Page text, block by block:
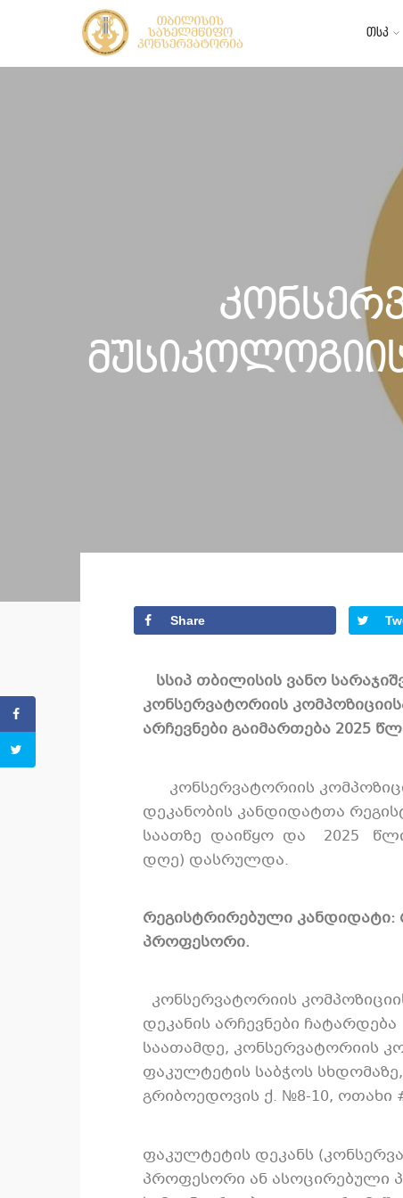
თსკ
Share
სსიპ თბილისის ვანო
კონსერვატორიის
არჩევნები გაიმართება 2025
კონსერვატორიის
დეკანობის კანდიდატთა
საათზე დაიწყო და 2025
დღე) დასრულდა.
რეგისტრირებული კანდიდატი:
პროფესორი.
კონსერვატორიის
დეკანის არჩევნები
საათამდე, კონსერვატორიის
ფაკულტეტის საბჭოს
გრიბოედოვის ქ. №8-10, ოთახი
ფაკულტეტის დეკანს
პროფესორი ან ასოცირებული